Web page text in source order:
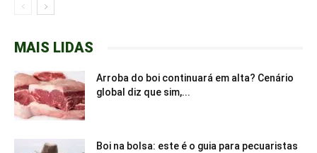
MAIS LIDAS
Arroba do boi continuará em alta? Cenário
global diz que sim,...
Boi na bolsa: este é o guia para pecuaristas